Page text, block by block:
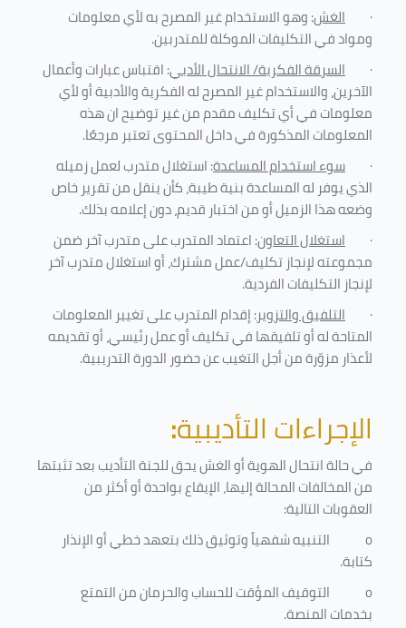
· الغش: وهو الاستخدام غير المصرح به لأي معلومات
ومواد في التكليفاتالموكلة للمتدربين.
· السرقة الفكرية/ الانتحال الأدبي: اقتباس عبارات وأعمال
الآخرين، والاستخدام غير المصرح له الفكرية والأدبية أو لأي
معلومات في أي تكليف مقدم من غير توضيح ان هذه
المعلومات المذكورة في داخل المحتوى تعتبر مرجعًا.
· سوء استخدام المساعدة: استغلال متدرب لعمل زميله
الذي يوفر له المساعدة بنية طيبة، كأن ينقل من تقرير خاص
وضعه هذا الزميل أو من اختبار قديم، دون إعلامه بذلك.
· استغلال التعاون: اعتماد المتدرب على متدرب آخر ضمن
مجموعته لإنجاز تكليف/عمل مشترك، أو استغلال متدرب آخر
لإنجاز التكليفات الفردية.
· التلفيق والتزوير: إقدام المتدرب على تغيير المعلومات
المتاحة له أو تلفيقها في تكليف أو عمل رئيسي، أو تقديمه
لأعذار مزوّرة من أجل التغيب عن حضور الدورة التدريبية.
الإجراءات التأديبية:
في حالة انتحال الهوية أو الغش يحق للجنة التأديب بعد تثبتها
من المخالفات المحالة إليها، الإيقاع بواحدة أو أكثر من
العقوبات التالية:
o
التنبيه شفهياً وتوثيق ذلك بتعهد خطي أو الإنذار
كتابة.
o
التوقيف المؤقت للحساب والحرمان من التمتع
بخدمات المنصة.